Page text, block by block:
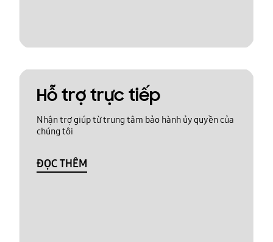
Hỗ trợ trực tiếp
Nhận trợ giúp từ trung tâm bảo hành ủy quyền của
chúng tôi
ĐỌC THÊM